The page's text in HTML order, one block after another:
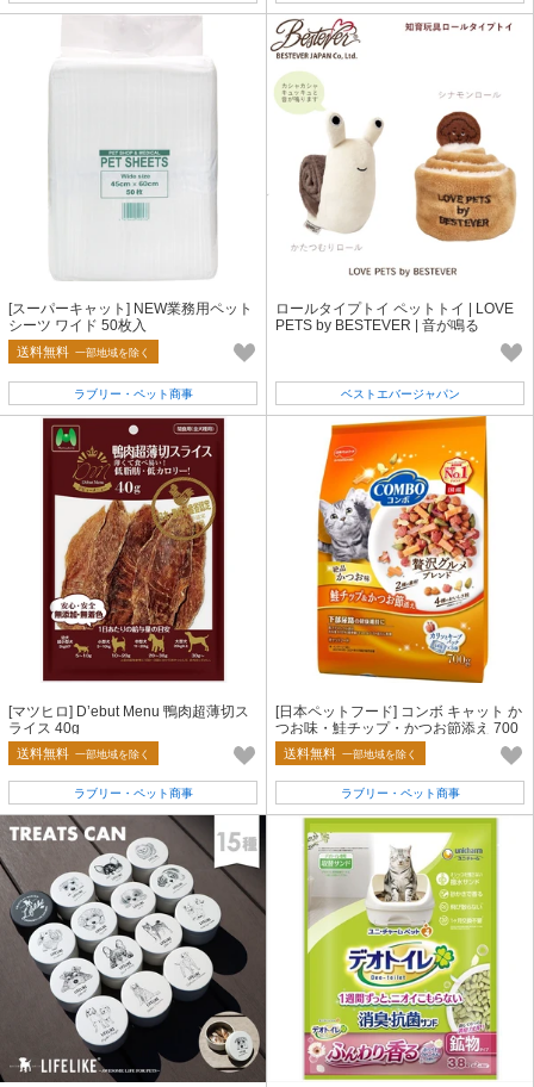
[スーパーキャット] NEW業務用ペット
シーツ ワイド 50枚入
送料無料 一部地域を除く
ラブリー・ペット商事
ロールタイプトイ ペットトイ | LOVE
PETS by BESTEVER | 音が鳴る
ベストエバージャパン
[マツヒロ] D’ebut Menu 鴨肉超薄切ス
ライス 40g
送料無料 一部地域を除く
ラブリー・ペット商事
[日本ペットフード] コンボ キャット か
つお味・鮭チップ・かつお節添え 700
g
送料無料 一部地域を除く
ラブリー・ペット商事